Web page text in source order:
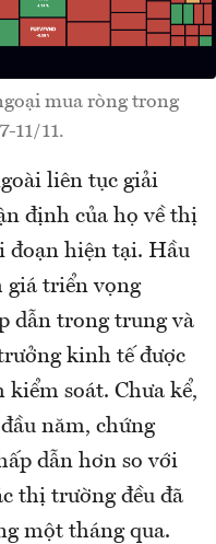
mua ròng trong
11/11.
liên tục giải
định của họ về thị
đoạn hiện tại. Hầu
giá triển vọng
dẫn trong trung và
kinh tế được
soát. Chưa kể,
năm, chứng
dẫn hơn so với
thị trường đều đã
một tháng qua.